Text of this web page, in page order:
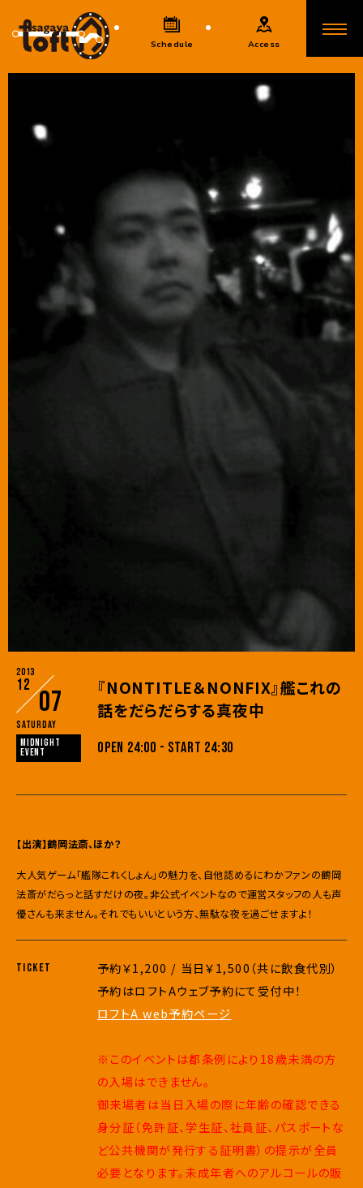
Schedule Access
2013
12
07
Saturday
MIDNIGHT
EVENT
『NONTITLE＆NONFIX』艦これの
話をだらだらする真夜中
OPEN 24:00 - START 24:30
【出演】鶴岡法斎、ほか？
大人気ゲーム「艦隊これくしょん」の魅力を、自他認めるにわかファンの鶴岡
法斎がだらっと話すだけの夜。非公式イベントなので運営スタッフの人も声
優さんも来ません。それでもいいという方、無駄な夜を過ごせますよ！
TICKET
予約￥1,200 / 当日￥1,500（共に飲食代別）
予約はロフトAウェブ予約にて受付中！
ロフトA web予約ページ
※このイベントは都条例により18歳未満の方
の入場はできません。
御来場者は当日入場の際に年齢の確認できる
身分証（免許証、学生証、社員証、パスポートな
ど公共機関が発行する証明書）の提示が全員
必要となります。未成年者へのアルコールの販